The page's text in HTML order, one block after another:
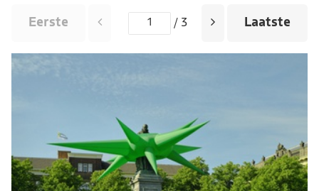
Eerste / 3 Laatste